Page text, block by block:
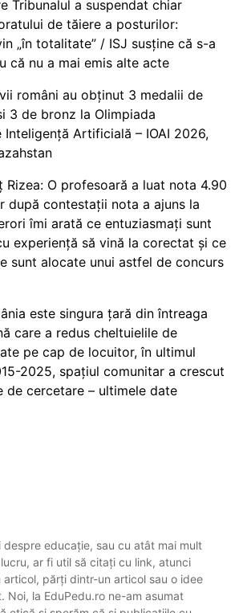
Tribunalul a suspendat chiar
de tăiere a posturilor:
„în totalitate” / ISJ susține că s-a
că nu a mai emis alte acte
români au obținut 3 medalii de
3 de bronz la Olimpiada
Inteligență Artificială – IOAI 2026,
Rizea: O profesoară a luat nota 4.90
după contestații nota a ajuns la
îmi arată ce entuziasmați sunt
experiență să vină la corectat și ce
sunt alocate unui astfel de concurs
este singura țară din întreaga
care a redus cheltuielile de
pe cap de locuitor, în ultimul
2025, spațiul comunitar a crescut
de cercetare – ultimele date
despre educație, sau cu atât mai mult
ar fi util să citați cu link, atunci
părți dintr-un articol sau o idee
Noi, la EduPedu.ro ne-am asumat